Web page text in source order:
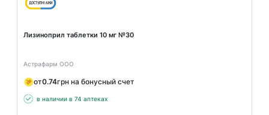
Лизиноприл таблетки 10 мг №30
Астрафарм ООО
от0.74грн на бонусный счет
в наличии в 74 аптеках